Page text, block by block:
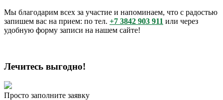
Мы благодарим всех за участие и напоминаем, что с радостью
запишем вас на прием: по тел. +7 3842 903 911 или через
удобную форму записи на нашем сайте!
Лечитесь выгодно!
Просто заполните заявку